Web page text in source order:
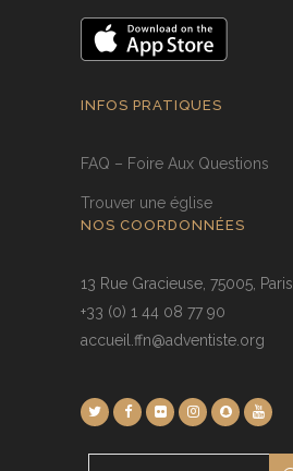
INFOS PRATIQUES
FAQ – Foire Aux Questions
Trouver une église
NOS COORDONNÉES
13 Rue Gracieuse, 75005, Paris
+33 (0) 1 44 08 77 90
accueil.ffn@adventiste.org